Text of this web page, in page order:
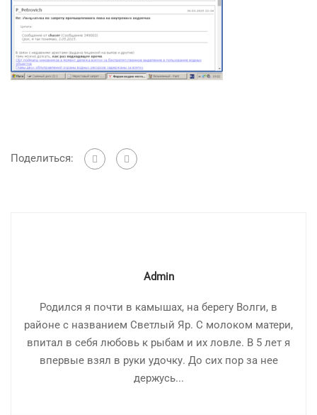
Поделиться:
Admin
Родился я почти в камышах, на берегу Волги, в
районе с названием Светлый Яр. С молоком матери,
впитал в себя любовь к рыбам и их ловле. В 5 лет я
впервые взял в руки удочку. До сих пор за нее
держусь...